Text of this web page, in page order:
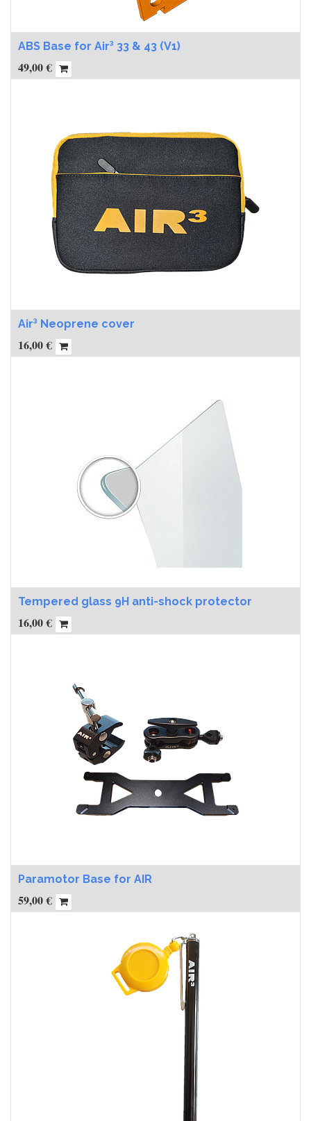
ABS Base for Air³ 33 & 43 (V1)
49,00€
Air³ Neoprene cover
16,00€
Tempered glass 9H anti-shock protector
16,00€
Paramotor Base for AIR
59,00€